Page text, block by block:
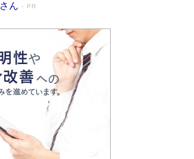
答を集めた『ほほえんで生き
がランクイン［エンターテイ
ー］
Book Bang
46巻がベストセラー1位 宇宙
し上げた18年の物語に幕 特装
かれたマンガ」も収録
うに…」高嶋政伸が明かし
行する役”への葛藤 インティマ
ターに支えられたNHK『大奥』
ん
PR